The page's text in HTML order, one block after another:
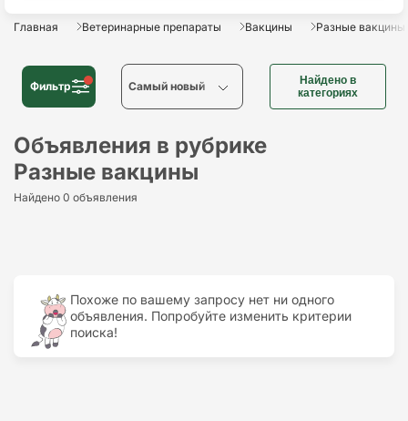
Главная Ветеринарные препараты Вакцины Разные вакцины
Фильтр Cамый новый
Cамый новый
Cамый старый
Найдено в
категориях
Объявления в рубрике
Разные вакцины
Найдено 0 объявления
Похоже по вашему запросу нет ни одного
объявления. Попробуйте изменить критерии
поиска!